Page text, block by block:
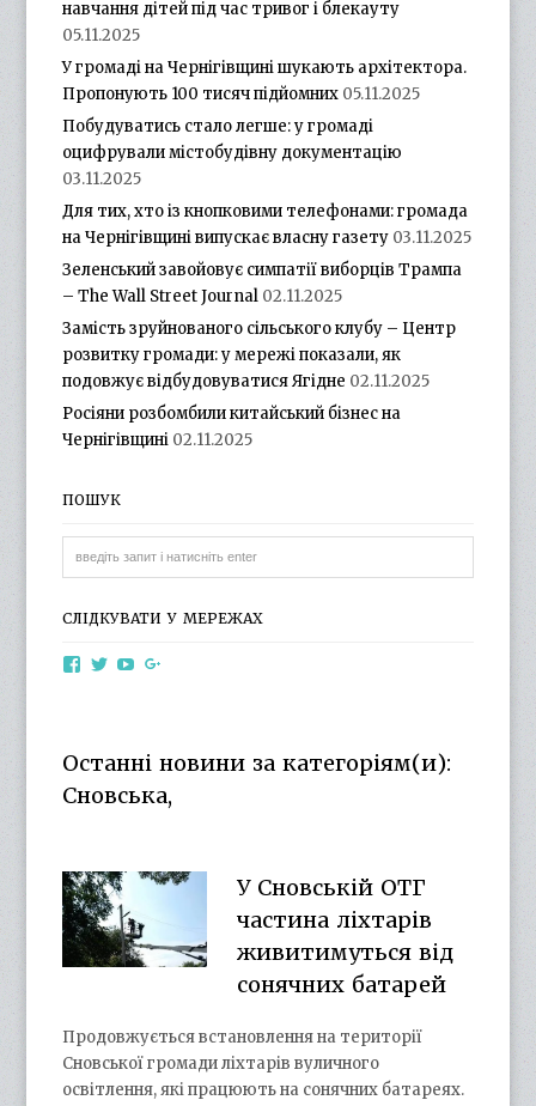
навчання дітей під час тривог і блекауту
05.11.2025
У громаді на Чернігівщині шукають архітектора.
Пропонують 100 тисяч підйомних 05.11.2025
Побудуватись стало легше: у громаді
оцифрували містобудівну документацію
03.11.2025
Для тих, хто із кнопковими телефонами: громада
на Чернігівщині випускає власну газету 03.11.2025
Зеленський завойовує симпатії виборців Трампа
– The Wall Street Journal 02.11.2025
Замість зруйнованого сільського клубу – Центр
розвитку громади: у мережі показали, як
подовжує відбудовуватися Ягідне 02.11.2025
Росіяни розбомбили китайський бізнес на
Чернігівщині 02.11.2025
ПОШУК
СЛІДКУВАТИ У МЕРЕЖАХ
ViewViewView
YouTube
Останні новини за категоріям(и):
Сновська,
У Сновській ОТГ
частина ліхтарів
живитимуться від
сонячних батарей
Продовжується встановлення на території
Сновської громади ліхтарів вуличного
освітлення, які працюють на сонячних батареях.